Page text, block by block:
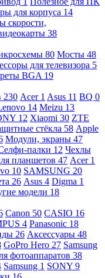
для корпуса 14
скорости,
38
80 Мосты 48
для телевизора 5
BGA 19
230 Acer 1 Asus 11 BQ 0
14 Meizu 13
12 Xiaomi 30 ZTE
стёкла 58 Apple
Модули, экраны 47
палки 12 Чехлы
планшетов 47 Acer 1
10 SAMSUNG 20
26 Asus 4 Digma 1
модели 18
Canon 50 CASIO 16
4 Panasonic 18
26 Аксессуары 48
GoPro Hero 27 Samsung
фотоаппаратов 38
Samsung 1 SONY 9